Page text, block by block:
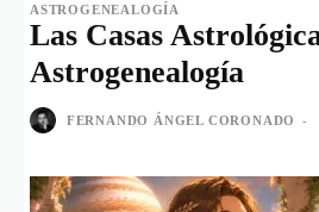
ASTROGENEALOGÍA
Las Casas
Astrogenealogía
FERNANDO ÁNGEL CORONADO -